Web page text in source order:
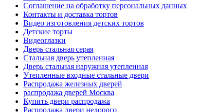
Соглашение на обработку персональных данных
Контакты и доставка тортов
Видео изготовления детских тортов
Детские торты
Видеоглазки
Дверь стальная серая
Стальная дверь утепленная
Дверь стальная наружная утепленная
Утепленные входные стальные двери
Распродажа железных дверей
распродажа дверей Москва
Купить двери распродажа
Распродажа двери недорого